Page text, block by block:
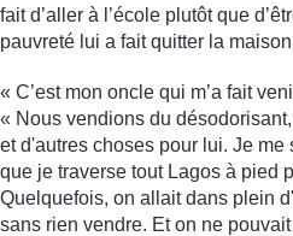
fait d’aller à l’école plutôt que
pauvreté lui a fait quitter la
« C’est mon oncle qui m’a fait
« Nous vendions du
et d'autres choses pour lui. Je me
que je traverse tout Lagos à pied
Quelquefois, on allait dans plein
sans rien vendre. Et on ne